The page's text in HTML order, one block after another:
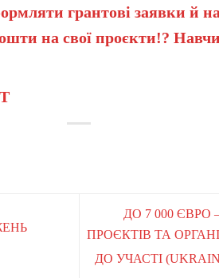
грантові заявки й на
на свої проєкти!?
ДО 7 000
ПРОЄКТІВ ТА
ДО УЧАСТІ